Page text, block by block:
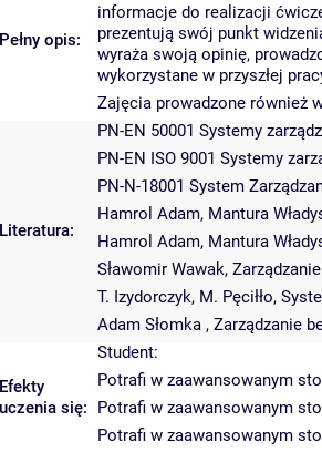
Pełny opis:
informacje do realizacji
prezentują swój punkt
wyraża swoją opinię,
wykorzystane w przyszłej
Zajęcia prowadzone również
Literatura:
PN-EN 50001 Systemy
PN-EN ISO 9001 Systemy
PN-N-18001 System
Hamrol Adam, Mantura
Hamrol Adam, Mantura
Sławomir Wawak,
T. Izydorczyk, M. Pęciłło,
Adam Słomka , Zarządzanie
Efekty
uczenia się:
Student:
Potrafi w zaawansowanym
Potrafi w zaawansowanym
Potrafi w zaawansowanym